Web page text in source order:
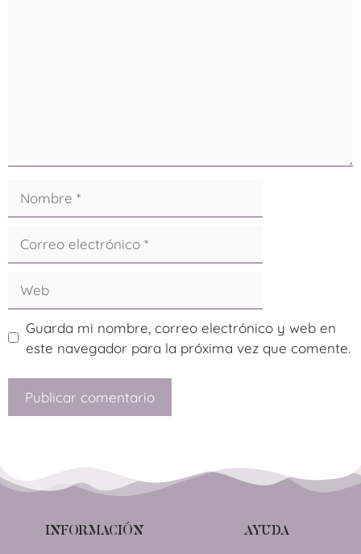
Guarda mi nombre, correo electrónico y web en
este navegador para la próxima vez que comente.
INFORMACIÓN AYUDA